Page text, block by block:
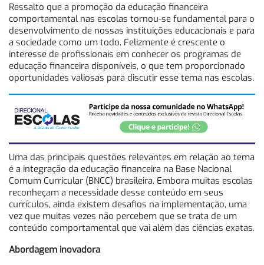
Ressalto que a promoção da educação financeira
comportamental nas escolas tornou-se fundamental para o
desenvolvimento de nossas instituições educacionais e para
a sociedade como um todo. Felizmente é crescente o
interesse de profissionais em conhecer os programas de
educação financeira disponíveis, o que tem proporcionado
oportunidades valiosas para discutir esse tema nas escolas.
Uma das principais questões relevantes em relação ao tema
é a integração da educação financeira na Base Nacional
Comum Curricular (BNCC) brasileira. Embora muitas escolas
reconheçam a necessidade desse conteúdo em seus
currículos, ainda existem desafios na implementação, uma
vez que muitas vezes não percebem que se trata de um
conteúdo comportamental que vai além das ciências exatas.
Abordagem inovadora